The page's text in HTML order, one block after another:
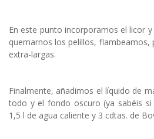
En este punto incorporamos el licor
quemarnos los pelillos, flambeamos,
extra-largas.
Finalmente, añadimos el líquido de
todo y el fondo oscuro (ya sabéis
1,5 l de agua caliente y 3 cdtas. de